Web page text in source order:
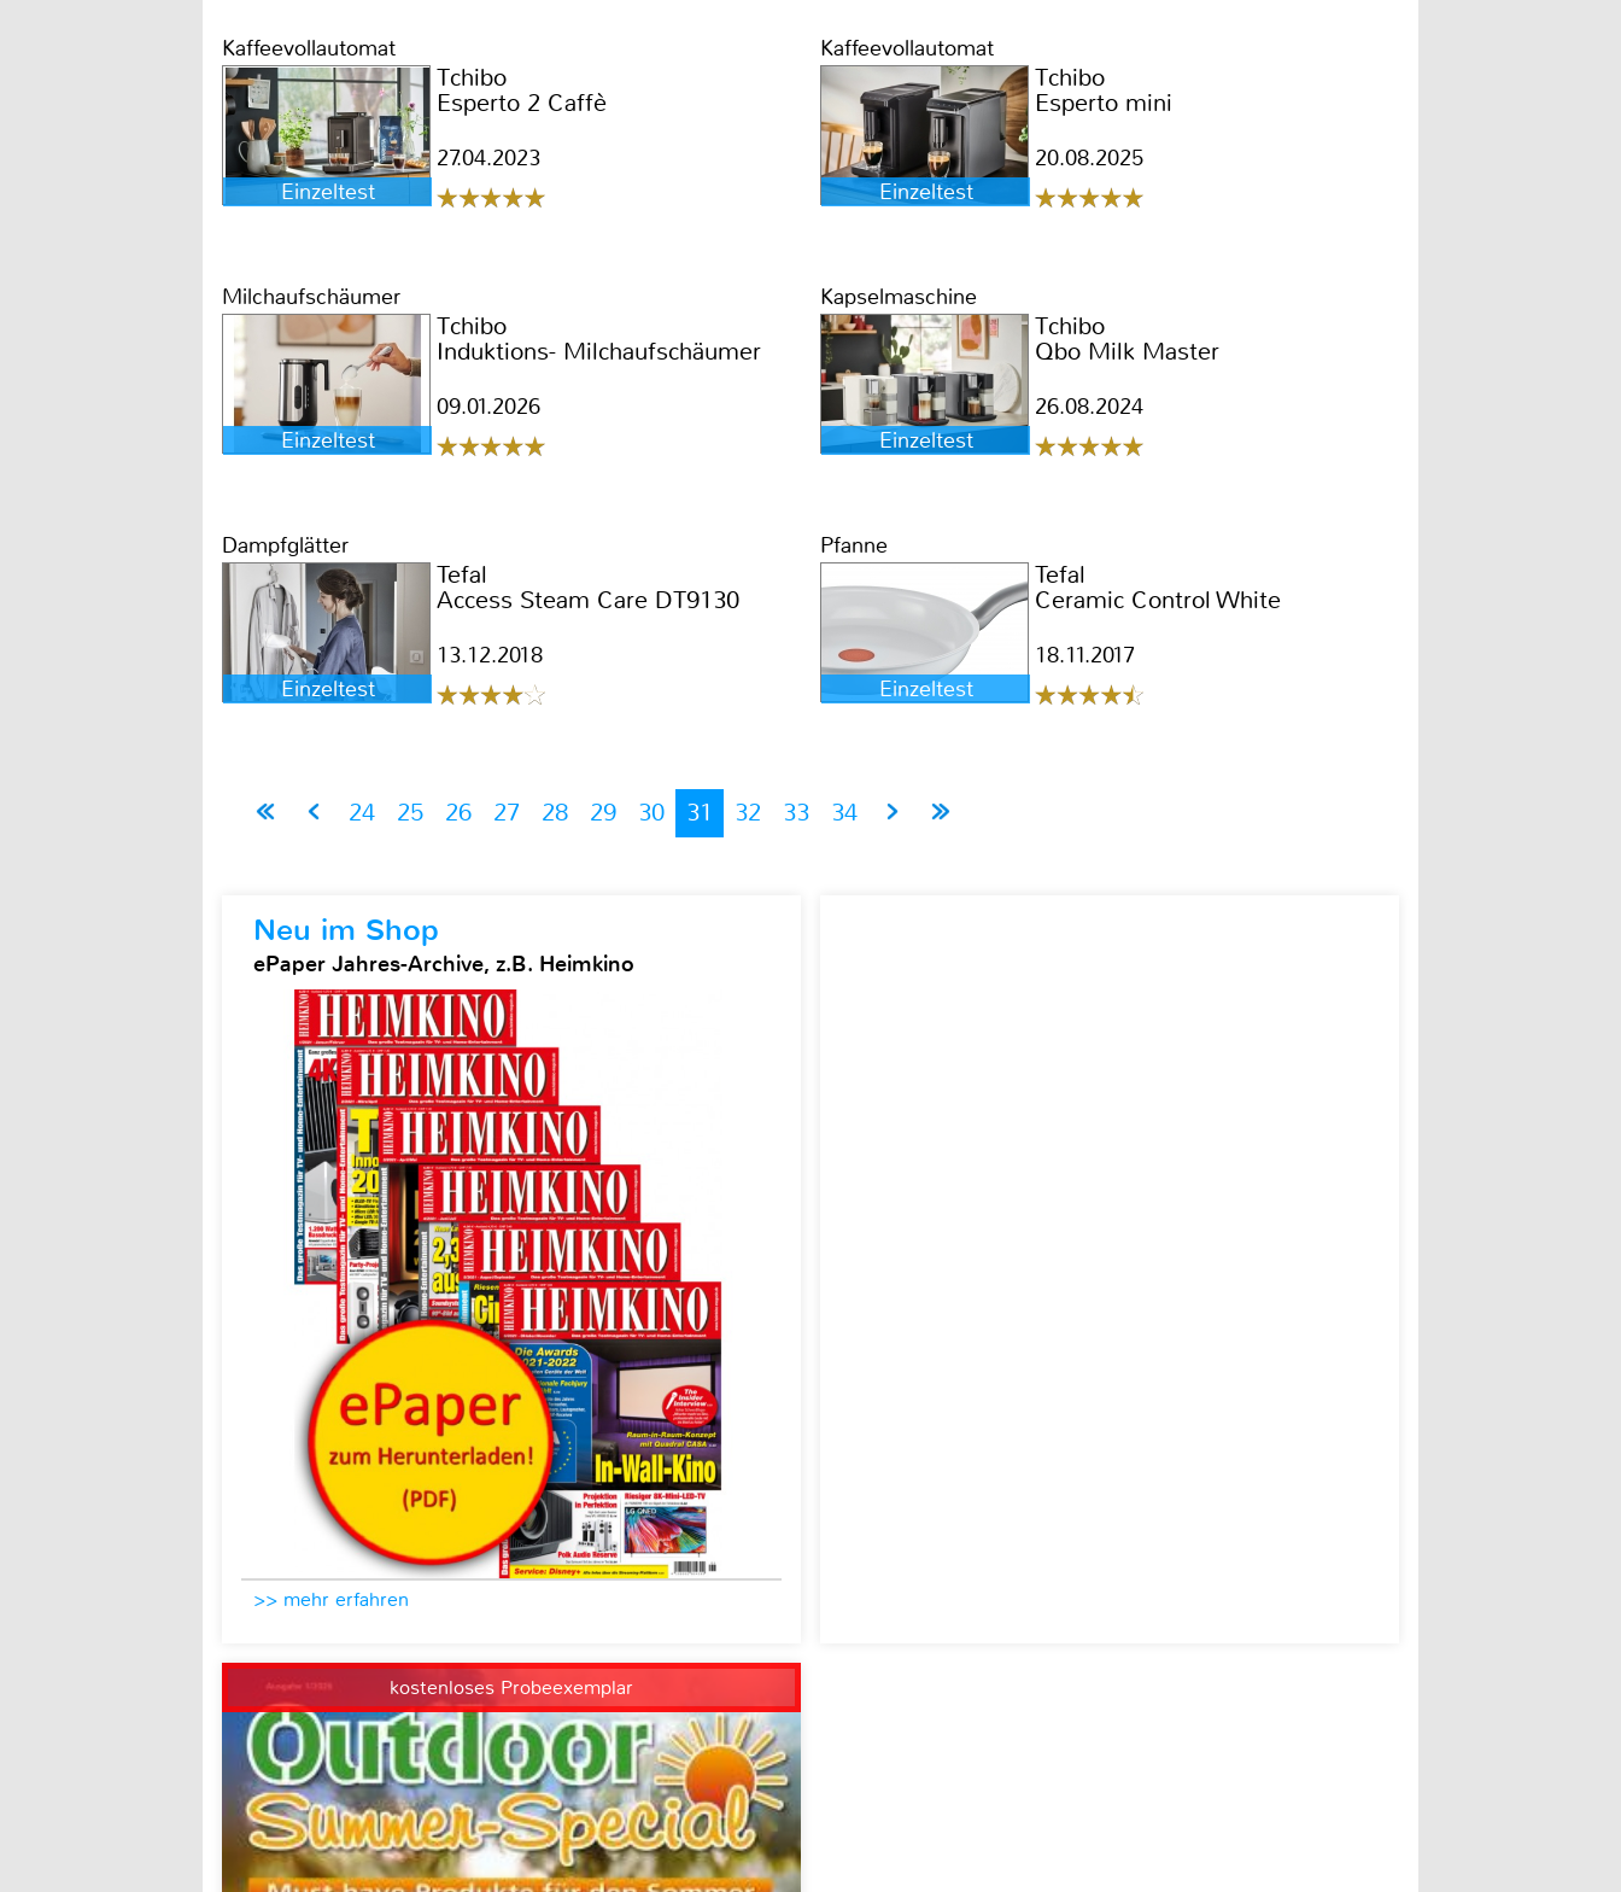
Kaffeevollautomat
Einzeltest
Tchibo
Esperto 2 Caffè
27.04.2023
Kaffeevollautomat
Einzeltest
Tchibo
Esperto mini
20.08.2025
Milchaufschäumer
Einzeltest
Tchibo
Induktions- Milchaufschäumer
09.01.2026
Kapselmaschine
Einzeltest
Tchibo
Qbo Milk Master
26.08.2024
Dampfglätter
Einzeltest
Tefal
Access Steam Care DT9130
13.12.2018
Pfanne
Einzeltest
Tefal
Ceramic Control White
18.11.2017
24 25 26 27 28 29 30 31 32 33 34
Neu im Shop
ePaper Jahres-Archive, z.B. Heimkino
>> mehr erfahren
kostenloses Probeexemplar